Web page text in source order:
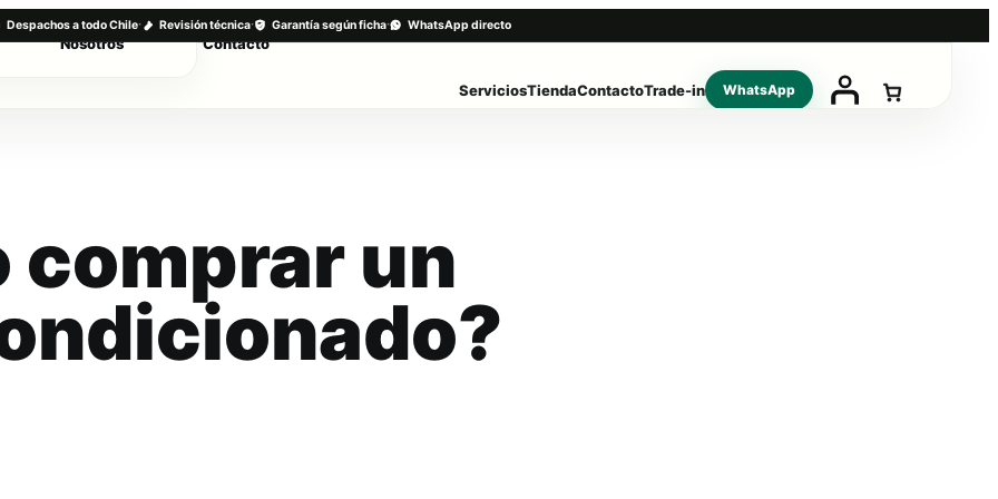
Despachos a todo Chile· Revisión técnica· Garantía según ficha· WhatsApp directo
ServiciosTiendaContactoTrade-in WhatsApp
Nosotros Contacto
comprar un